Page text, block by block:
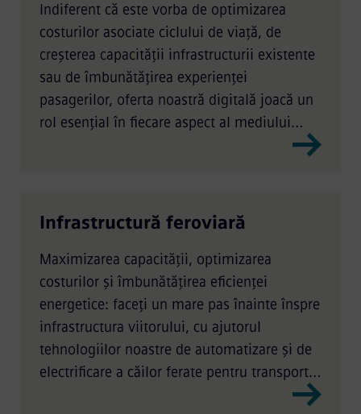
Indiferent că este vorba de optimizarea
costurilor asociate ciclului de viață, de
creșterea capacității infrastructurii existente
sau de îmbunătățirea experienței
pasagerilor, oferta noastră digitală joacă un
rol esențial în fiecare aspect al mediului
Infrastructură feroviară
Maximizarea capacității, optimizarea
costurilor și îmbunătățirea eficienței
energetice: faceți un mare pas înainte înspre
infrastructura viitorului, cu ajutorul
tehnologiilor noastre de automatizare și de
electrificare a căilor ferate pentru transportul